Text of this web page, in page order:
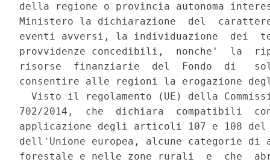
della regione o provincia autonoma
Ministero la dichiarazione  del
eventi avversi, la individuazione  dei
provvidenze concedibili,  nonche'  la
risorse  finanziarie  del  Fondo  di
consentire alle regioni la erogazione
Visto il regolamento (UE) della
702/2014,  che  dichiara  compatibili
applicazione degli articoli 107 e 108
dell'Unione europea, alcune categorie
forestale e nelle zone rurali  e  che